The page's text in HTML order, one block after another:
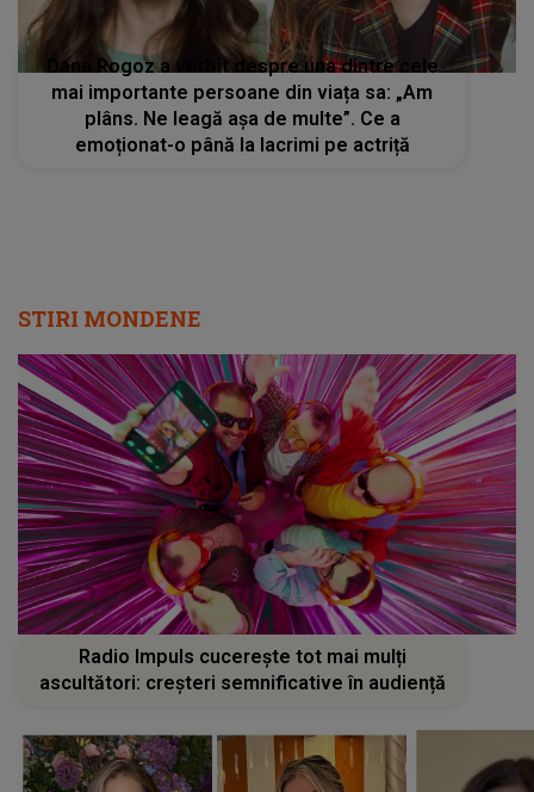
Dana Rogoz a vorbit despre una dintre cele
mai importante persoane din viața sa: „Am
plâns. Ne leagă așa de multe”. Ce a
emoționat-o până la lacrimi pe actriță
STIRI MONDENE
Radio Impuls cucerește tot mai mulți
ascultători: creșteri semnificative în audiență